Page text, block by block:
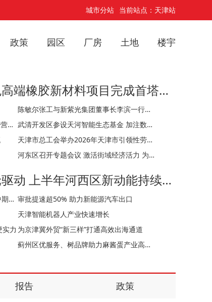
城市分站 当前站点：天津站
政策 园区 厂房 土地 楼宇
燕山石化天津南港绿色高端橡胶新材料项目完成首塔吊装
陈敏尔张工与新紫光集团董事长李滨一行座谈
全市首张非营利性医疗机构特医食品经营备案落地天津自贸试验区
武清开发区参设天河智能生态基金 加注数字经济新赛道！
天津市总工会举办2026年天津市引领性劳动和技能竞赛现场推动会
河东区召开专题会议 激活街域经济活力 为高质量发展注入新动能
制造业科技服务业双轮驱动 上半年河西区新动能持续发力
GDP增速7.0% 和平区交出成色十足“中期答卷” 审批提速超50% 助力新能源汽车出口
天津智能机器人产业快速增长
力 为京津冀外贸“新三样”打通高效出海通道
蓟州区优服务、树品牌助力麻酱蛋产业高质量发展
报告 政策